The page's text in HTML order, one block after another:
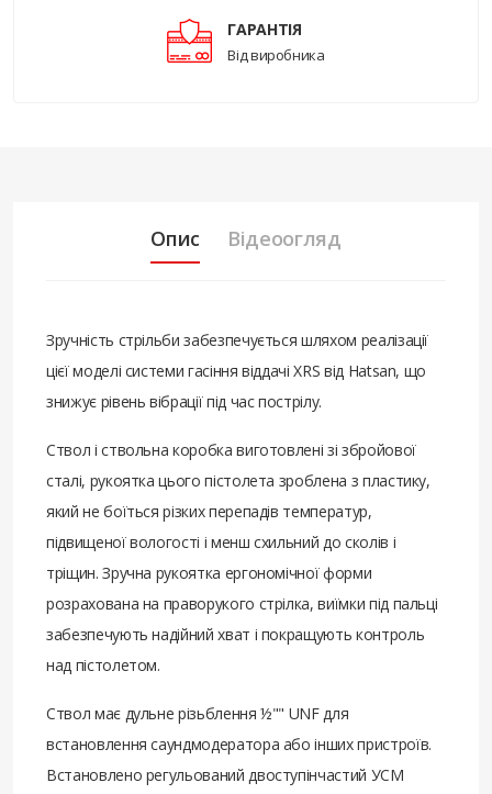
ГАРАНТІЯ
Від виробника
Опис Відеоогляд
Зручність стрільби забезпечується шляхом реалізації
цієї моделі системи гасіння віддачі XRS від Hatsan, що
знижує рівень вібрації під час пострілу.
Ствол і ствольна коробка виготовлені зі збройової
сталі, рукоятка цього пістолета зроблена з пластику,
який не боїться різких перепадів температур,
підвищеної вологості і менш схильний до сколів і
тріщин. Зручна рукоятка ергономічної форми
розрахована на праворукого стрілка, виїмки під пальці
забезпечують надійний хват і покращують контроль
над пістолетом.
Ствол має дульне різьблення ½"" UNF для
встановлення саундмодератора або інших пристроїв.
Встановлено регульований двоступінчастий УСМ